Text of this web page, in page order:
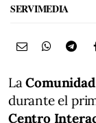
SERVIMEDIA
La
durante el
Centro